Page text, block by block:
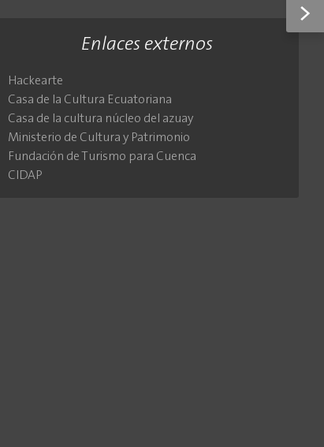
>
Enlaces externos
Hackearte
Casa de la Cultura Ecuatoriana
Casa de la cultura núcleo del azuay
Ministerio de Cultura y Patrimonio
Fundación de Turismo para Cuenca
CIDAP